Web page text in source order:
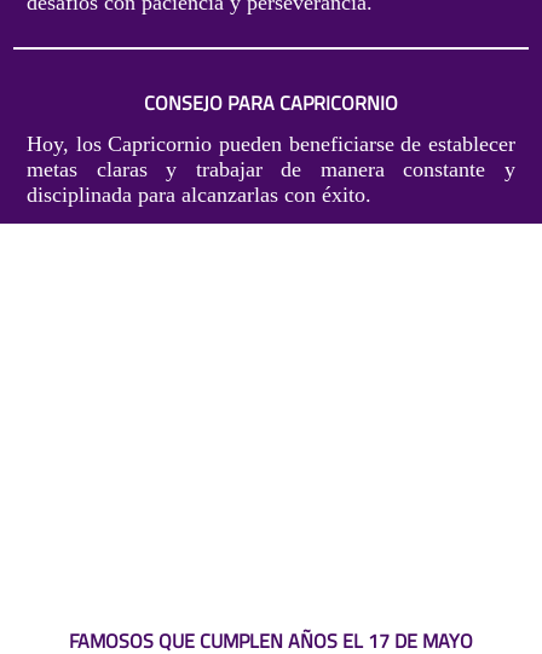
CONSEJO PARA CAPRICORNIO
Hoy, los Capricornio pueden beneficiarse de establecer
metas claras y trabajar de manera constante y
disciplinada para alcanzarlas con éxito.
FAMOSOS QUE CUMPLEN AÑOS EL 17 DE MAYO